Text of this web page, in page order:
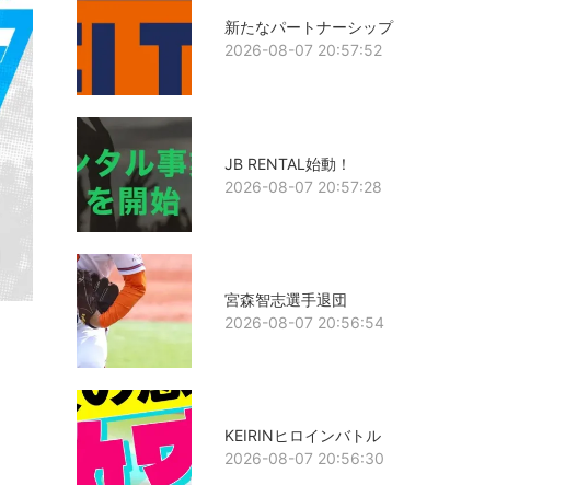
新たなパートナーシップ
2026-08-07 20:57:52
JB RENTAL始動！
2026-08-07 20:57:28
宮森智志選手退団
2026-08-07 20:56:54
KEIRINヒロインバトル
2026-08-07 20:56:30